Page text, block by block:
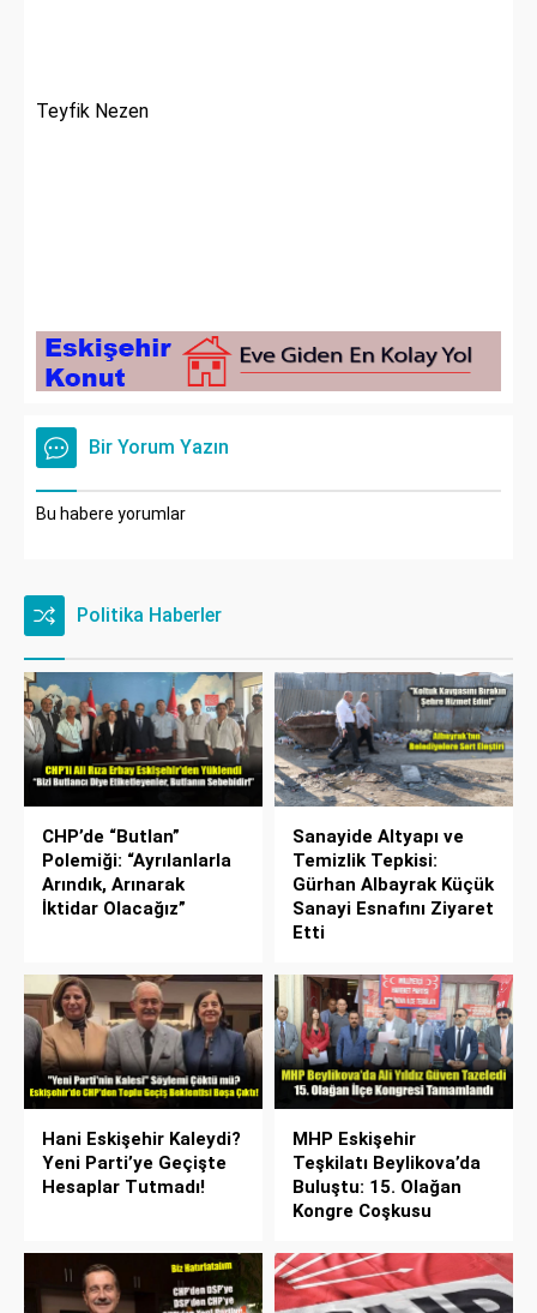
Teyfik Nezen
Bir Yorum Yazın
Bu habere yorumlar
Politika Haberler
CHP’de “Butlan”
Polemiği: “Ayrılanlarla
Arındık, Arınarak
İktidar Olacağız”
Sanayide Altyapı ve
Temizlik Tepkisi:
Gürhan Albayrak Küçük
Sanayi Esnafını Ziyaret
Etti
Hani Eskişehir Kaleydi?
Yeni Parti’ye Geçişte
Hesaplar Tutmadı!
MHP Eskişehir
Teşkilatı Beylikova’da
Buluştu: 15. Olağan
Kongre Coşkusu